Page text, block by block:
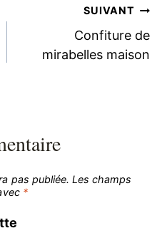
SUIVANT
Confiture de
mirabelles maison
pas publiée. Les champs
*